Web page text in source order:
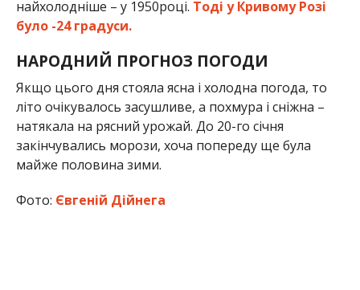
найхолодніше – у 1950році. Тоді у Кривому Розі
було -24 градуси.
НАРОДНИЙ ПРОГНОЗ ПОГОДИ
Якщо цього дня стояла ясна і холодна погода, то
літо очікувалось засушливе, а похмура і сніжна –
натякала на рясний урожай. До 20-го січня
закінчувались морози, хоча попереду ще була
майже половина зими.
Фото: Євгеній Дійнега